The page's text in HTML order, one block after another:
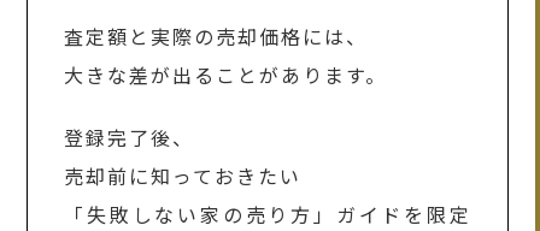
査定額と実際の売却価格には、
大きな差が出ることがあります。
登録完了後、
売却前に知っておきたい
「失敗しない家の売り方」ガイドを限定